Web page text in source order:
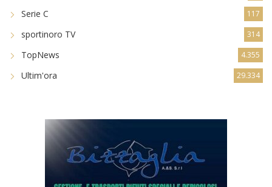
Serie C 117
sportinoro TV 314
TopNews 4.355
Ultim'ora 29.334